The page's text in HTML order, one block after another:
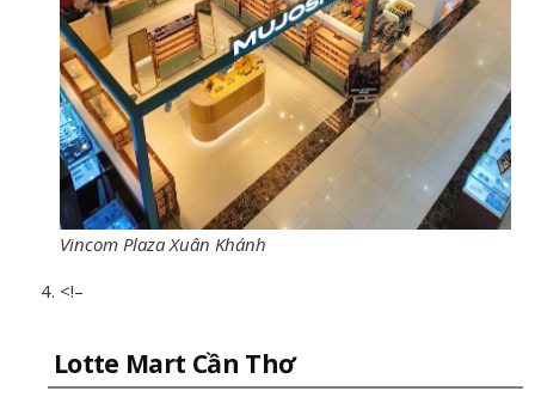
Vincom Plaza Xuân Khánh
<!–
Lotte Mart Cần Thơ